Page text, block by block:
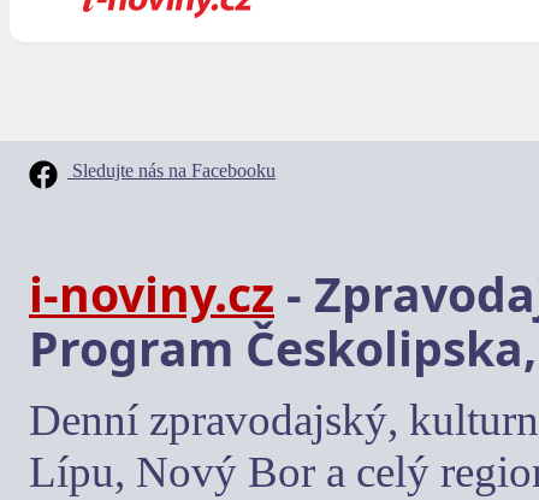
Sledujte nás na Facebooku
i-noviny.cz -
Program
Denní zpravodajský,
Lípu, Nový Bor a celý